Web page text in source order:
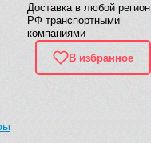
Доставка в любой регион
РФ транспортными
компаниями
В избранное